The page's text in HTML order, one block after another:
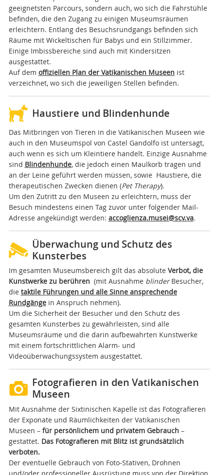
geeignetsten Parcours, sondern auch, wo sich die Fahrstühle
befinden, die den Zugang zu einigen Museumsräumen
erleichtern. Entlang des Besuchsrundgangs befinden sich
Räume mit Wickeltischen für Babys und ein Stillzimmer.
Einige Imbissbereiche sind auch mit Kindersitzen
ausgestattet.
Auf dem offiziellen Plan der Vatikanischen Museen ist
verzeichnet, wo sich die jeweiligen Stellen befinden.
Haustiere und Blindenhunde
Das Mitbringen von Tieren in die Vatikanischen Museen wie
auch in den Museumspol von Castel Gandolfo ist untersagt,
auch wenn es sich um Kleintiere handelt. Einzige Ausnahme
sind Blindenhunde, die jedoch einen Maulkorb tragen und
an der Leine geführt werden müssen, sowie Haustiere, die
therapeutischen Zwecken dienen (Pet Therapy).
Um den Zutritt zu den Museen zu erleichtern, muss der
Besuch mindestens einen Tag zuvor unter folgender Mail-
Adresse angekündigt werden: accoglienza.musei@scv.va.
Überwachung und Schutz des
Kunsterbes
Im gesamten Museumsbereich gilt das absoluteVerbot, die
Kunstwerke zu berühren (mit Ausnahme blinderBesucher,
die taktile Führungen und alle Sinne ansprechende
Rundgänge in Anspruch nehmen).
Um die Sicherheit der Besucher und den Schutz des
gesamten Kunsterbes zu gewährleisten, sind alle
Museumsräume und die darin aufbewahrten Kunstwerke
mit einem fortschrittlichen Alarm- und
Videoüberwachungssystem ausgestattet.
Fotografieren in den Vatikanischen
Museen
Mit Ausnahme der Sixtinischen Kapelle ist das Fotografieren
der Exponate und Räumlichkeiten der Vatikanischen
Museen – für persönlichem und privatem Gebrauch –
gestattet. Das Fotografieren mit Blitz ist grundsätzlich
verboten.
Der eventuelle Gebrauch von Foto-Stativen, Drohnen
und/oder professioneller Ausrüstung muss von der Direktion